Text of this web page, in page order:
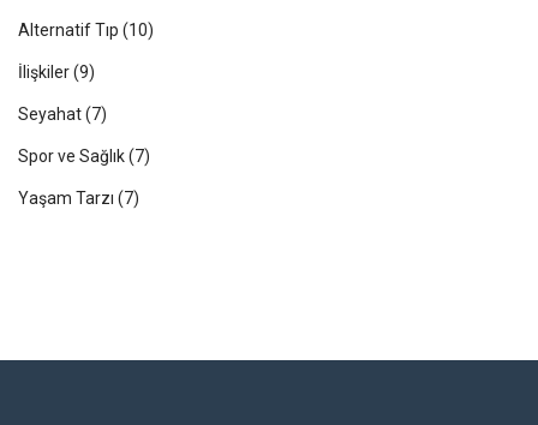
Alternatif Tıp (10)
İlişkiler(9)
Seyahat(7)
Spor ve Sağlık(7)
Yaşam Tarzı (7)